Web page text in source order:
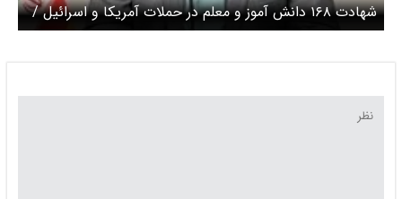
شهادت ۱۶۸ دانش آموز و معلم در حملات آمریکا و اسرائیل /
۲۰ مدرسه تخریب شد